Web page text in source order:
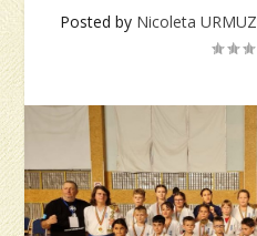
Posted by Nicoleta URMUZ